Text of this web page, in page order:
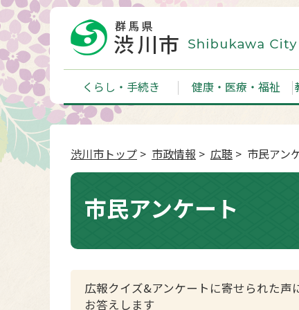
くらし・手続き 健康・医療・福祉
渋川市トップ > 市政情報 > 広聴 > 市民アン
市民アンケート
広報クイズ&アンケートに寄せられた声
お答えします